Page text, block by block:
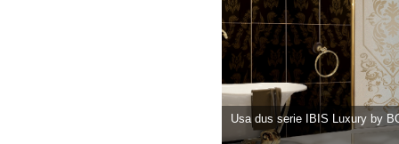
Usa dus serie IBIS Luxury by